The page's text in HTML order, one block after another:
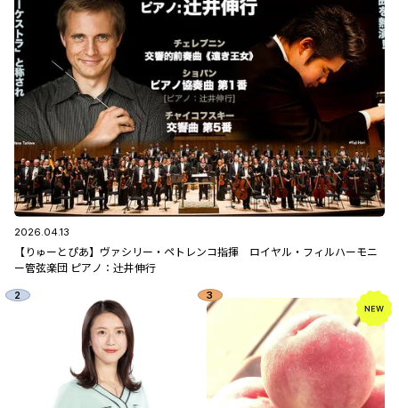
2026.04.13
【りゅーとぴあ】ヴァシリー・ペトレンコ指揮 ロイヤル・フィルハーモニ
ー管弦楽団 ピアノ：辻󠄀井伸行